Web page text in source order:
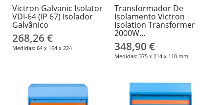
Victron Galvanic Isolator
VDI-64 (IP 67) Isolador
Galvânico
268,26 €
Medidas: 64 x 164 x 224
Transformador De
Isolamento Victron
Isolation Transformer
2000W...
348,90 €
Medidas: 375 x 214 x 110 mm